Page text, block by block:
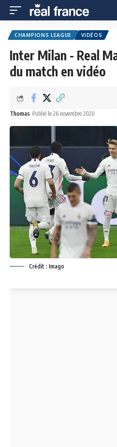
CHAMPIONS LEAGUE VIDÉOS
Inter Milan - Real
du match en vidéo
Thomas Publié le 26 novembre 2020
Crédit : Imago